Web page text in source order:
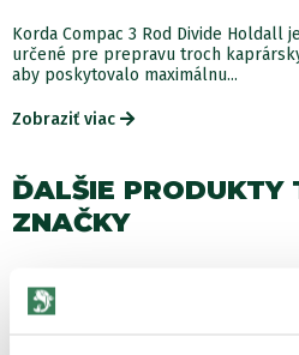
Korda Compac 3 Rod Divide Holdall
určené pre prepravu troch
aby poskytovalo maximálnu...
Zobraziť viac
ĎALŠIE PRODUKTY
ZNAČKY
LETNÝ VÝPREDAJ